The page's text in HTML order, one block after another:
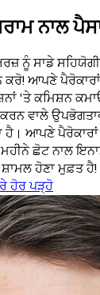
ਨਾਲ
ਨੂੰ ਸਾਡੇ
ਕਰੋ! ਆਪਣੇ
'ਤੇ ਕਮਿਸ਼ਨ
ਵਾਲੇ
ਆਪਣੇ ਪੈਰੋਕਾਰਾਂ
ਛੋਟ ਨਾਲ
ਹੋਣਾ ਮੁਫ਼ਤ ਹੈ!
ਹੋਰ ਪੜ੍ਹੋ